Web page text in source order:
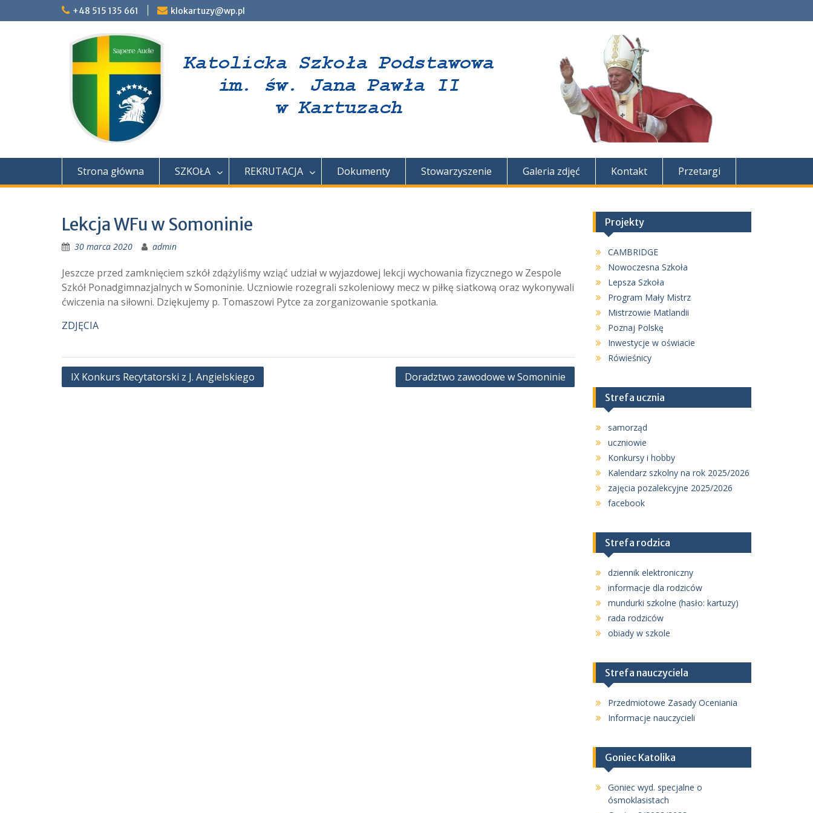
to
+48 515 135 661 klokartuzy@wp.pl
Strona główna SZKOŁA REKRUTACJA Dokumenty Stowarzyszenie Galeria zdjęć Kontakt Przetargi
Lekcja WFu w Somoninie
30 marca 2020 admin
Jeszcze przed zamknięciem szkół zdążyliśmy wziąć udział w wyjazdowej lekcji wychowania fizycznego w Zespole
Szkół Ponadgimnazjalnych w Somoninie. Uczniowie rozegrali szkoleniowy mecz w piłkę siatkową oraz wykonywali
ćwiczenia na siłowni. Dziękujemy p. Tomaszowi Pytce za zorganizowanie spotkania.
ZDJĘCIA
Nawigacja
IX Konkurs Recytatorski z J. Angielskiego Doradztwo zawodowe w Somoninie
Projekty
CAMBRIDGE
Nowoczesna Szkoła
Lepsza Szkoła
Program Mały Mistrz
Mistrzowie Matlandii
Poznaj Polskę
Inwestycje w oświacie
Rówieśnicy
Strefa ucznia
samorząd
uczniowie
Konkursy i hobby
Kalendarz szkolny na rok 2025/2026
zajęcia pozalekcyjne 2025/2026
facebook
Strefa rodzica
dziennik elektroniczny
informacje dla rodziców
mundurki szkolne (hasło: kartuzy)
rada rodziców
obiady w szkole
Strefa nauczyciela
Przedmiotowe Zasady Oceniania
Informacje nauczycieli
Goniec Katolika
Goniec wyd. specjalne o
ósmoklasistach